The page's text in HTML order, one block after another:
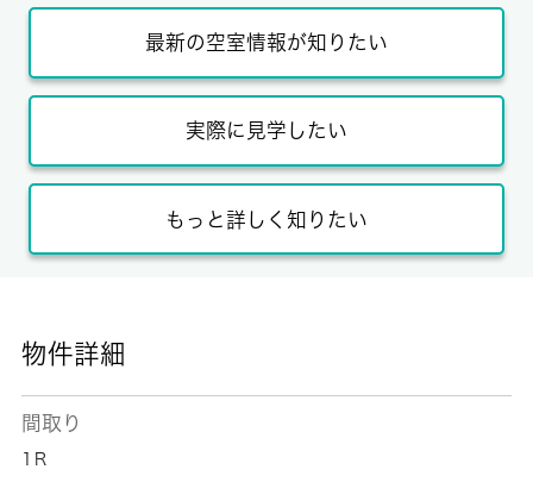
最新の空室情報が知りたい
実際に見学したい
もっと詳しく知りたい
物件詳細
間取り
1Ｒ